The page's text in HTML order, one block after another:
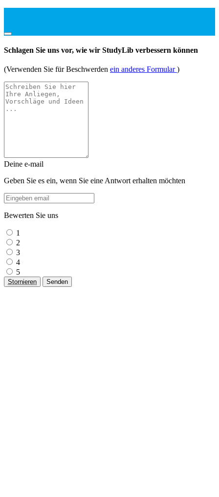
Schlagen Sie uns vor, wie wir StudyLib verbessern können
(Verwenden Sie für Beschwerden ein anderes Formular)
Deine e-mail
Geben Sie es ein, wenn Sie eine Antwort erhalten möchten
Bewerten Sie uns
1
2
3
4
5
Stornieren Senden